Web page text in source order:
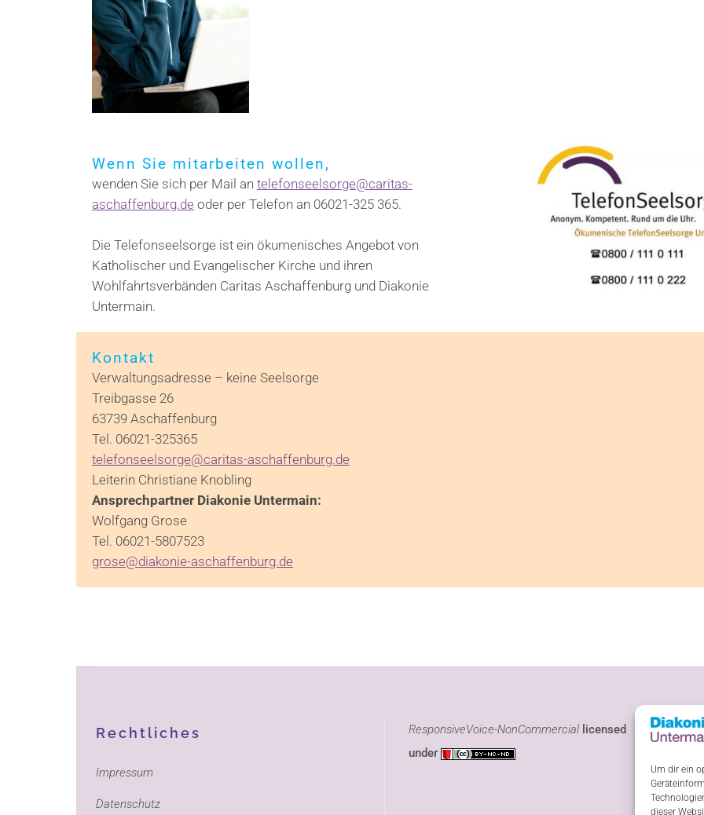
Um dir ein
dieser
Wenn Sie mitarbeiten wollen,
wenden Sie sich per Mail an telefonseelsorge@caritas-
aschaffenburg.de oder per Telefon an 06021-325 365.
Die Telefonseelsorge ist ein ökumenisches Angebot von
Katholischer und Evangelischer Kirche und ihren
Wohlfahrtsverbänden Caritas Aschaffenburg und Diakonie
Untermain.
Kontakt
Verwaltungsadresse – keine Seelsorge
Treibgasse 26
63739 Aschaffenburg
Tel. 06021-325365
telefonseelsorge@caritas-aschaffenburg.de
Leiterin Christiane Knobling
Ansprechpartner Diakonie Untermain:
Wolfgang Grose
Tel. 06021-5807523
grose@diakonie-aschaffenburg.de
Rechtliches
Impressum
Datenschutz
ResponsiveVoice-NonCommerciallicensed
under